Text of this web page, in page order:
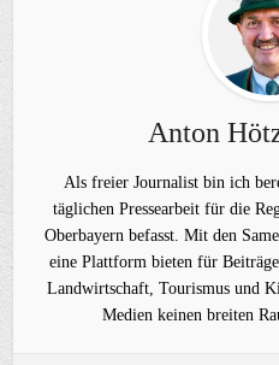
Anton
Als freier Journalist bin ich
täglichen Pressearbeit für die
Oberbayern befasst. Mit den
eine Plattform bieten für
Landwirtschaft, Tourismus und
Medien keinen breiten